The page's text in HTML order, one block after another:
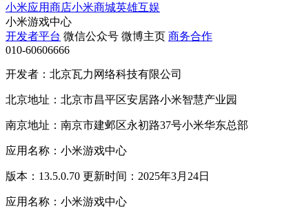
小米应用商店小米商城英雄互娱
小米游戏中心
开发者平台 微信公众号 微博主页 商务合作
010-60606666
开发者：北京瓦力网络科技有限公司
北京地址：北京市昌平区安居路小米智慧产业园
南京地址：南京市建邺区永初路37号小米华东总部
应用名称：小米游戏中心
版本：13.5.0.70 更新时间：2025年3月24日
应用名称：小米游戏中心